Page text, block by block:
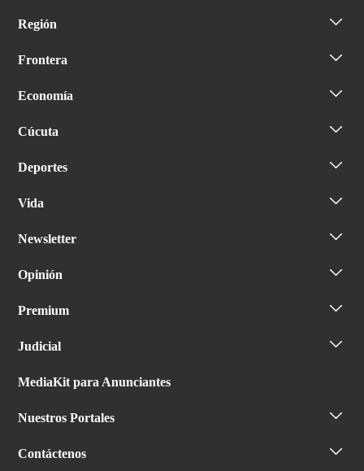
Región
Frontera
Economía
Cúcuta
Deportes
Vida
Newsletter
Opinión
Premium
Judicial
MediaKit para Anunciantes
Nuestros Portales
Contáctenos